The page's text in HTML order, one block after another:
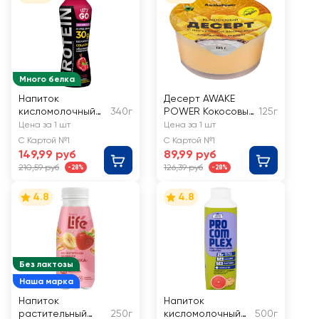
Много белка
Напиток
кисломолочный
LET'S GO Гранат,
малина
безлактозный
высокобелковый
обезжиренный,
без змж
340г
Цена за 1 шт
С Картой №1
149,99 руб
210,59 руб -28%
Десерт AWAKE
POWER Кокосовый
с йогуртовой
закваской
Апельсин, манго,
без змж
125г
Цена за 1 шт
С Картой №1
89,99 руб
126,39 руб -28%
Без лактозы
Наша марка
4.8
Напиток
растительный
250г
4.8
Напиток
кисломолочный
500г